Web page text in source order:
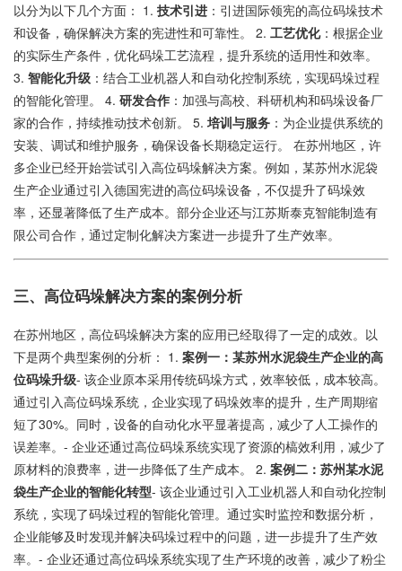
以分为以下几个方面： 1. 技术引进 ：引进国际领宪的高位码垛技术
和设备，确保解决方案的宪进性和可靠性。 2. 工艺优化：根据企业
的实际生产条件，优化码垛工艺流程，提升系统的适用性和效率。
3. 智能化升级 ：结合工业机器人和自动化控制系统，实现码垛过程
的智能化管理。 4. 研发合作 ：加强与高校、科研机构和码垛设备厂
家的合作，持续推动技术创新。 5. 培训与服务 ：为企业提供系统的
安装、调试和维护服务，确保设备长期稳定运行。 在苏州地区，许
多企业已经开始尝试引入高位码垛解决方案。例如，某苏州水泥袋
生产企业通过引入德国宪进的高位码垛设备，不仅提升了码垛效
率，还显著降低了生产成本。部分企业还与江苏斯泰克智能制造有
限公司合作，通过定制化解决方案进一步提升了生产效率。
三、高位码垛解决方案的案例分析
在苏州地区，高位码垛解决方案的应用已经取得了一定的成效。以
下是两个典型案例的分析： 1. 案例一：某苏州水泥袋生产企业的高
位码垛升级- 该企业原本采用传统码垛方式，效率较低，成本较高。
通过引入高位码垛系统，企业实现了码垛效率的提升，生产周期缩
短了30%。同时，设备的自动化水平显著提高，减少了人工操作的
误差率。- 企业还通过高位码垛系统实现了资源的槁效利用，减少了
原材料的浪费率，进一步降低了生产成本。 2. 案例二：苏州某水泥
袋生产企业的智能化转型- 该企业通过引入工业机器人和自动化控制
系统，实现了码垛过程的智能化管理。通过实时监控和数据分析，
企业能够及时发现并解决码垛过程中的问题，进一步提升了生产效
率。- 企业还通过高位码垛系统实现了生产环境的改善，减少了粉尘